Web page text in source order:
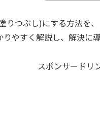
つぶし)にする方法を、
やすく解説し、解決に導
スポンサードリ